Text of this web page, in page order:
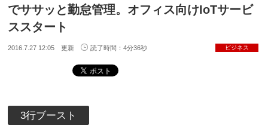
でササッと勤怠管理。オフィス向けIoTサービ
ススタート
2016.7.27 12:05 更新 読了時間：4分36秒 ビジネス
3行ブースト